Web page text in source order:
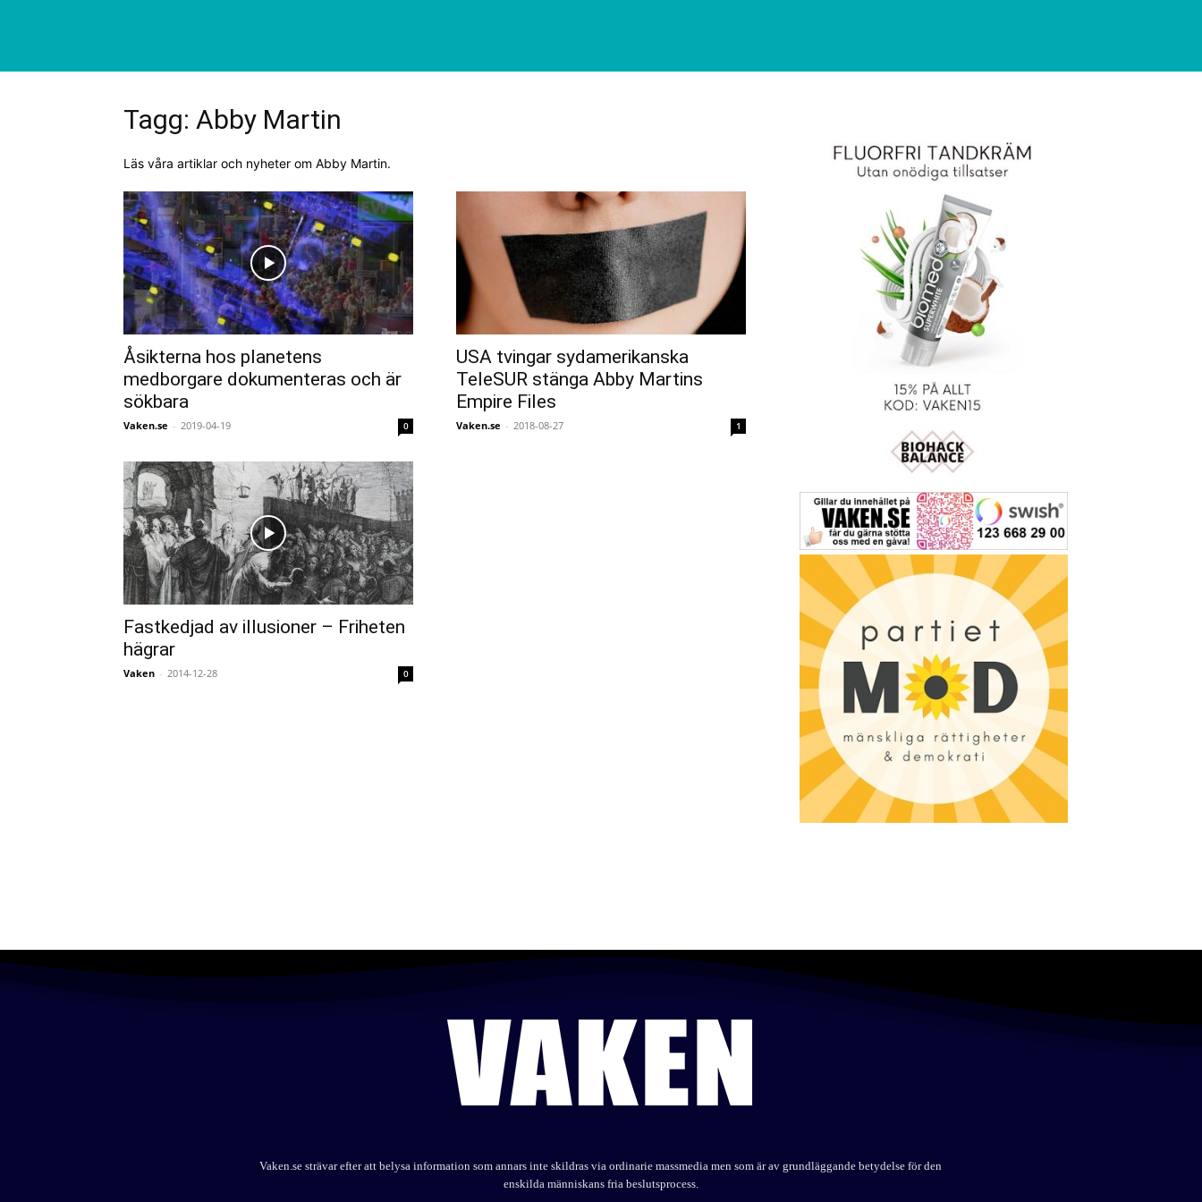
Tagg: Abby Martin
Läs våra artiklar och nyheter om Abby Martin.
Åsikterna hos planetens
medborgare dokumenteras och är
sökbara
Vaken.se - 2019-04-19 0
USA tvingar sydamerikanska
TeleSUR stänga Abby Martins
Empire Files
Vaken.se - 2018-08-27 1
Fastkedjad av illusioner – Friheten
hägrar
Vaken - 2014-12-28 0
Vaken.se strävar efter att belysa information som annars inte skildras via ordinarie massmedia men som är av grundläggande betydelse för den
enskilda människans fria beslutsprocess.